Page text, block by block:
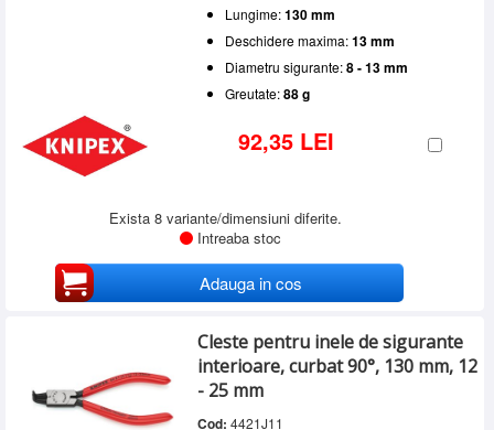
Lungime:130 mm
Deschidere maxima:13 mm
Diametru sigurante:8 - 13 mm
Greutate:88 g
92,35 LEI
Exista 8 variante/dimensiuni diferite.
Intreaba stoc
Adauga in cos
Cleste pentru inele de sigurante
interioare, curbat 90°, 130 mm, 12
- 25 mm
Cod: 4421J11